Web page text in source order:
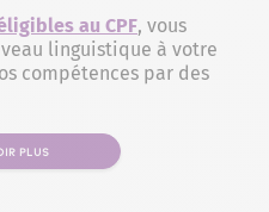
au CPF, vous
linguistique à votre
compétences par des
PLUS